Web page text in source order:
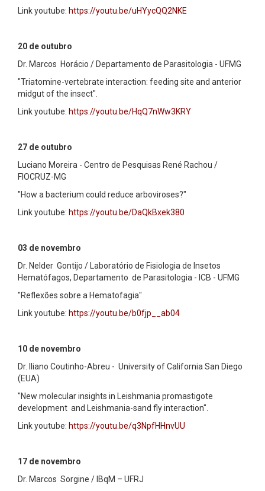
Link youtube: https://youtu.be/uHYycQQ2NKE
20 de outubro
Dr. Marcos Horácio / Departamento de Parasitologia - UFMG
"Triatomine-vertebrate interaction: feeding site and anterior
midgut of the insect".
Link youtube: https://youtu.be/HqQ7nWw3KRY
27 de outubro
Luciano Moreira - Centro de Pesquisas René Rachou /
FIOCRUZ-MG
"How a bacterium could reduce arboviroses?"
Link youtube: https://youtu.be/DaQkBxek380
03 de novembro
Dr. Nelder Gontijo / Laboratório de Fisiologia de Insetos
Hematófagos, Departamento de Parasitologia - ICB - UFMG
"Reflexões sobre a Hematofagia"
Link youtube: https://youtu.be/b0fjp__ab04
10 de novembro
Dr. Iliano Coutinho-Abreu - University of California San Diego
(EUA)
"New molecular insights in Leishmania promastigote
development and Leishmania-sand fly interaction".
Link youtube: https://youtu.be/q3NpfHHnvUU
17 de novembro
Dr. Marcos Sorgine / IBqM – UFRJ